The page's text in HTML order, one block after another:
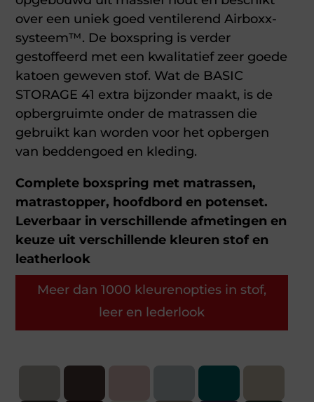
over een uniek goed ventilerend Airboxx-
systeem™. De boxspring is verder
gestoffeerd met een kwalitatief zeer goede
katoen geweven stof. Wat de BASIC
STORAGE 41 extra bijzonder maakt, is de
opbergruimte onder de matrassen die
gebruikt kan worden voor het opbergen
van beddengoed en kleding.
Complete boxspring met matrassen,
matrastopper, hoofdbord en potenset.
Leverbaar in verschillende afmetingen en
keuze uit verschillende kleuren stof en
leatherlook
Meer dan 1000 kleurenopties in stof,
leer en lederlook